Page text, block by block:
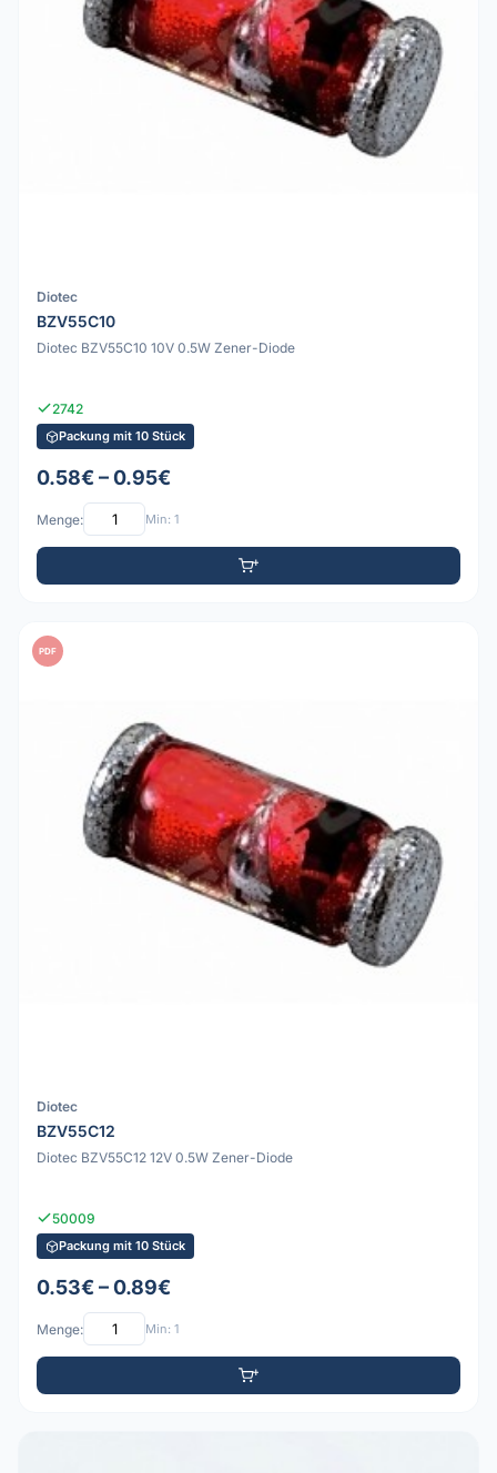
Diotec
BZV55C10
Diotec BZV55C10 10V 0.5W Zener-Diode
2742
Packung mit 10 Stück
0.58€ – 0.95€
Menge: Min: 1
PDF
Diotec
BZV55C12
Diotec BZV55C12 12V 0.5W Zener-Diode
50009
Packung mit 10 Stück
0.53€ – 0.89€
Menge: Min: 1